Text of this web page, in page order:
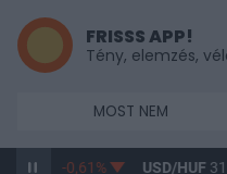
FRISSS APP!
Tény, elemzés,
MOST NEM
363,17 -0,61% USD/HUF